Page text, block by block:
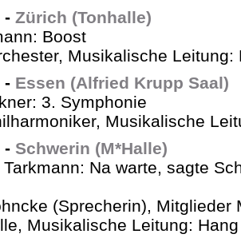
- Zürich (Tonhalle)
Boost
Musikalische Leitung:
- Essen (Alfried Krupp Saal)
3. Symphonie
Musikalische
- Schwerin (M*Halle)
Na warte, sagte
(Sprecherin), Mitglieder
Musikalische Leitung: